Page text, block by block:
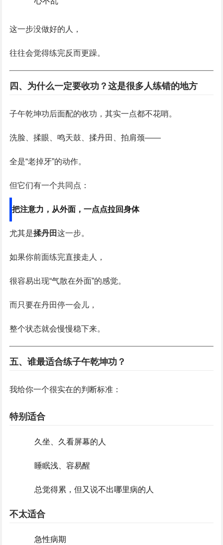
这一步没做好的人，
往往会觉得练完反而更躁。
四、为什么一定要收功？这是很多人练错的地方
子午乾坤功后面配的收功，其实一点都不花哨。
洗脸、揉眼、鸣天鼓、揉丹田、拍肩颈——
全是“老掉牙”的动作。
但它们有一个共同点：
把注意力，从外面，一点点拉回身体
尤其是揉丹田这一步。
如果你前面练完直接走人，
很容易出现“气散在外面”的感觉。
而只要在丹田停一会儿，
整个状态就会慢慢稳下来。
五、谁最适合练子午乾坤功？
我给你一个很实在的判断标准：
特别适合
久坐、久看屏幕的人
睡眠浅、容易醒
总觉得累，但又说不出哪里病的人
不太适合
急性病期